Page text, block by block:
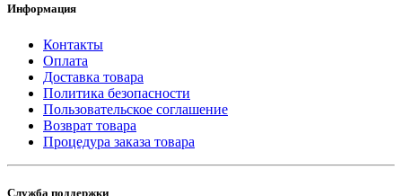
Информация
Контакты
Оплата
Доставка товара
Политика безопасности
Пользовательское соглашение
Возврат товара
Процедура заказа товара
Служба поддержки